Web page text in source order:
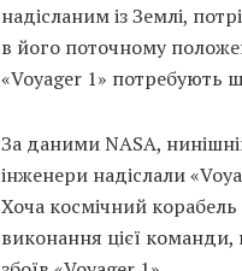
надісланим із Землі,
в його поточному
«Voyager 1» потребують
За даними NASA,
інженери надіслали
Хоча космічний
виконання цієї команди,